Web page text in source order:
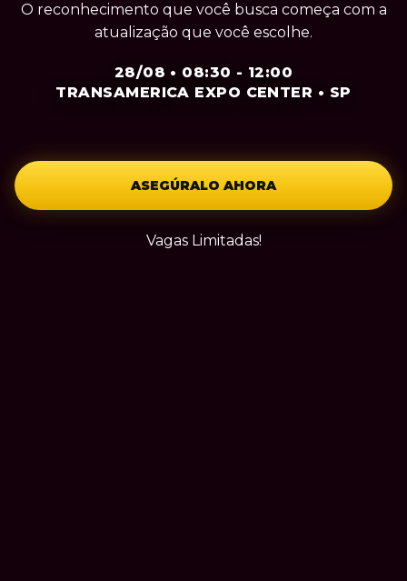
O reconhecimento que você busca começa com a
atualização que você escolhe.
28/08 • 08:30 - 12:00
TRANSAMERICA EXPO CENTER • SP
ASEGÚRALO AHORA
Vagas Limitadas!